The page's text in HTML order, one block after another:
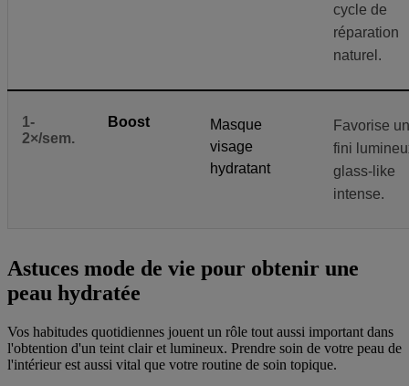
cycle de
réparation
naturel.
1-
2×/sem.
Boost
Masque
visage
hydratant
Favorise un
fini
glass-like
intense.
Astuces mode de vie pour obtenir une
peau hydratée
Vos habitudes quotidiennes jouent un rôle tout aussi important dans
l'obtention d'un teint clair et lumineux. Prendre soin de votre peau de
l'intérieur est aussi vital que votre routine de soin topique.